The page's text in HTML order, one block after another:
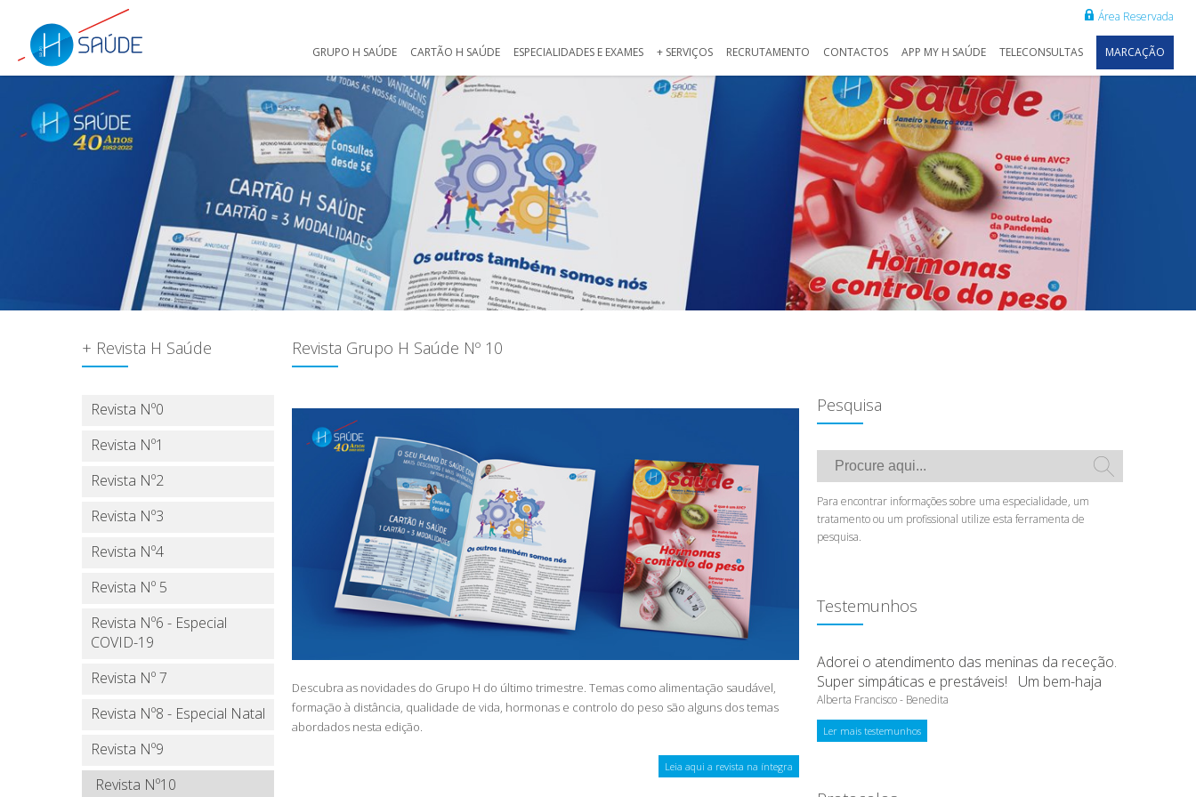
GRUPO H SAÚDE CARTÃO H SAÚDE ESPECIALIDADES E EXAMES + SERVIÇOS RECRUTAMENTO CONTACTOS APP MY H SAÚDE TELECONSULTAS MARCAÇÃO
Área Reservada
+ Revista H Saúde
Revista Nº0
Revista Nº1
Revista Nº2
Revista Nº3
Revista Nº4
Revista Nº 5
Revista Nº6 - Especial
COVID-19
Revista Nº 7
Revista Nº8 - Especial Natal
Revista Nº9
Revista Nº10
Revista Grupo H Saúde Nº 10
Descubra as novidades do Grupo H do último trimestre. Temas como alimentação saudável,
formação à distância, qualidade de vida, hormonas e controlo do peso são alguns dos temas
abordados nesta edição.
Leia aqui a revista na íntegra
Pesquisa
Para encontrar informações sobre uma especialidade, um
tratamento ou um profissional utilize esta ferramenta de
pesquisa.
Testemunhos
Adorei o atendimento das meninas da receção.
Super simpáticas e prestáveis! Um bem-haja
Alberta Francisco - Benedita
Ler mais testemunhos